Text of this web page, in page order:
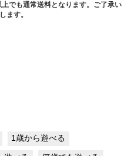
でも通常送料となります。ご了承い
ます。
1歳から遊べる